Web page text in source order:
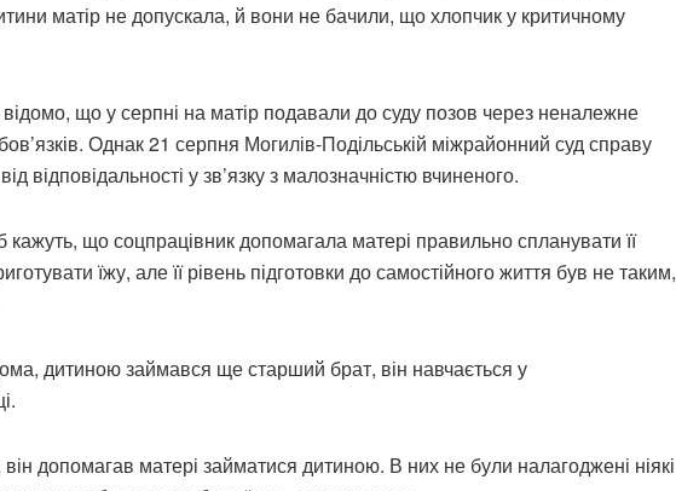
матір не допускала, й вони не бачили, що хлопчик у критичному
відомо, що у серпні на матір подавали до суду позов через неналежне
Однак 21 серпня Могилів-Подільській міжрайонний суд справу
відповідальності у зв’язку з малозначністю вчиненого.
кажуть, що соцпрацівник допомагала матері правильно спланувати її
їжу, але її рівень підготовки до самостійного життя був не таким,
дитиною займався ще старший брат, він навчається у
він допомагав матері займатися дитиною. В них не були налагоджені ніякі